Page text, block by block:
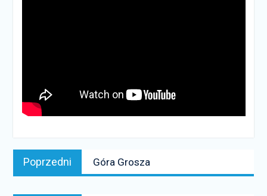
Nawigacja
wpisu
Poprzedni
news:
Góra Grosza